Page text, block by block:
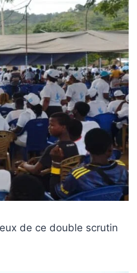
de ce double scrutin